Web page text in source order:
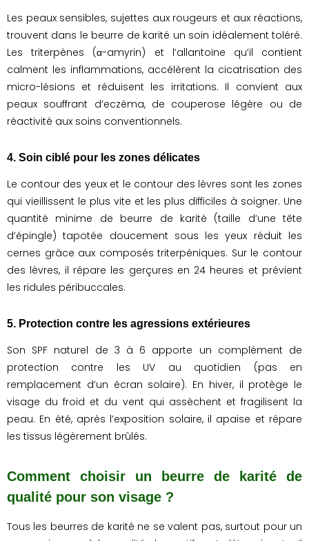
Les peaux sensibles, sujettes aux rougeurs et aux réactions,
trouvent dans le beurre de karité un soin idéalement toléré.
Les triterpènes (α-amyrin) et l’allantoïne qu’il contient
calment les inflammations, accélèrent la cicatrisation des
micro-lésions et réduisent les irritations. Il convient aux
peaux souffrant d’eczéma, de couperose légère ou de
réactivité aux soins conventionnels.
4. Soin ciblé pour les zones délicates
Le contour des yeux et le contour des lèvres sont les zones
qui vieillissent le plus vite et les plus difficiles à soigner. Une
quantité minime de beurre de karité (taille d’une tête
d’épingle) tapotée doucement sous les yeux réduit les
cernes grâce aux composés triterpéniques. Sur le contour
des lèvres, il répare les gerçures en 24 heures et prévient
les ridules péribuccales.
5. Protection contre les agressions extérieures
Son SPF naturel de 3 à 6 apporte un complément de
protection contre les UV au quotidien (pas en
remplacement d’un écran solaire). En hiver, il protège le
visage du froid et du vent qui assèchent et fragilisent la
peau. En été, après l’exposition solaire, il apaise et répare
les tissus légèrement brûlés.
Comment choisir un beurre de karité de
qualité pour son visage ?
Tous les beurres de karité ne se valent pas, surtout pour un